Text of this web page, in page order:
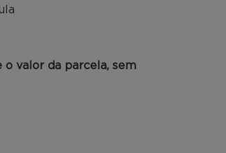
valor da parcela, sem